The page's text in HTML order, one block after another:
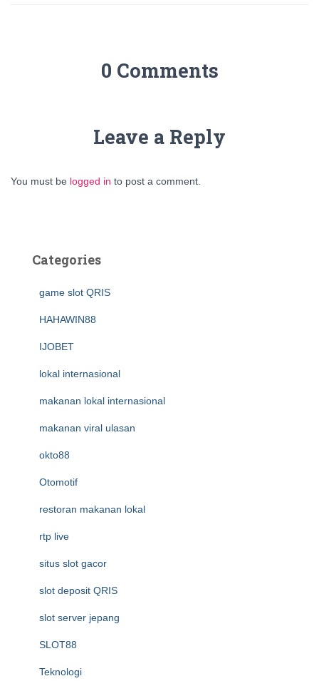
0 Comments
Leave a Reply
You must be logged in to post a comment.
Categories
game slot QRIS
HAHAWIN88
IJOBET
lokal internasional
makanan lokal internasional
makanan viral ulasan
okto88
Otomotif
restoran makanan lokal
rtp live
situs slot gacor
slot deposit QRIS
slot server jepang
SLOT88
Teknologi